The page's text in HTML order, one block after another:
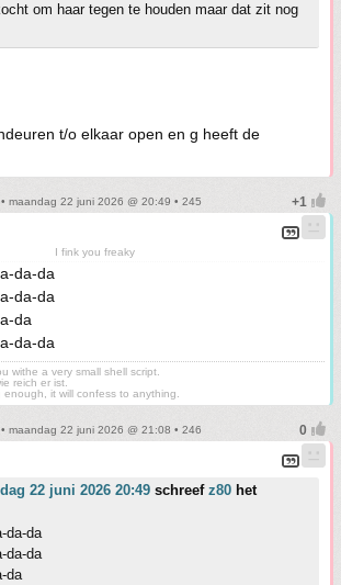
om haar tegen te houden maar dat zit nog
t/o elkaar open en g heeft de
• maandag 22 juni 2026 @ 20:49 • 245
I fink you freaky
da-da
da-da
da
da-da
withe a very small shell script.
reich er ist.
it will confess to anything.
• maandag 22 juni 2026 @ 21:08 • 246
22 juni 2026 20:49 schreef z80 het
da-da
da-da
da